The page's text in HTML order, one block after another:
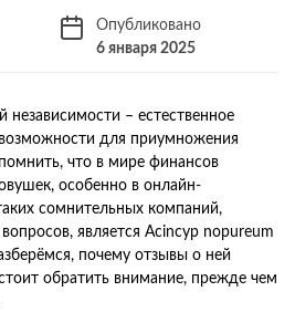
Опубликовано
6 января 2025
– естественное
для приумножения
что в мире финансов
особенно в онлайн-
сомнительных компаний,
является Acincyp nopureum
почему отзывы о ней
обратить внимание, прежде чем